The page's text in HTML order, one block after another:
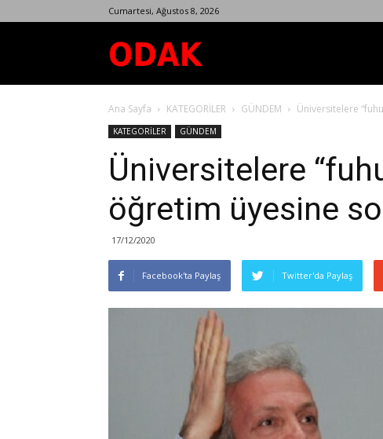
Cumartesi, Ağustos 8, 2026
Dergisi
Ana Sayfa KATEGORİLER GÜNDEM Üniversitelere
KATEGORİLER GÜNDEM
Üniversitelere
öğretim üyesine
17/12/2020
Facebook'ta Paylaş Twitter'da Paylaş